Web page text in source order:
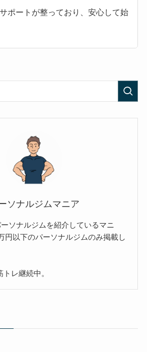
ポートが整っており、安心して始
ソナルジムマニア
ソナルジムを紹介しているマニ
円以下のパーソナルジムのみ掲載し
レ継続中。